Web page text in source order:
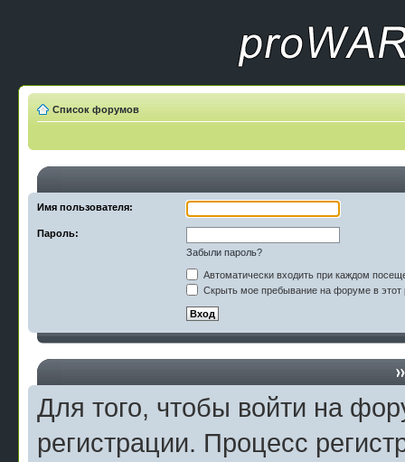
Список форумов
Имя пользователя:
Пароль:
Забыли пароль?
Автоматически входить при каждом
Скрыть мое пребывание на форуме в этот
Для того, чтобы войти на
регистрации. Процесс